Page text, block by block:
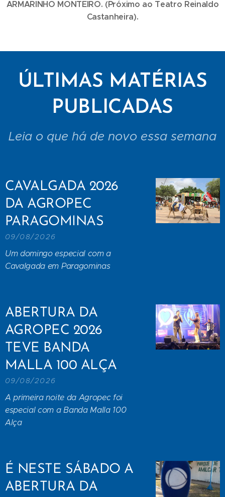
ARMARINHO MONTEIRO. (Próximo ao Teatro Reinaldo
Castanheira).
ÚLTIMAS MATÉRIAS
PUBLICADAS
Leia o que há de novo essa semana
CAVALGADA 2026
DA AGROPEC
PARAGOMINAS
09/08/2026
Um domingo especial com a
Cavalgada em Paragominas
ABERTURA DA
AGROPEC 2026
TEVE BANDA
MALLA 100 ALÇA
09/08/2026
A primeira noite da Agropec foi
especial com a Banda Malla 100
Alça
É NESTE SÁBADO A
ABERTURA DA